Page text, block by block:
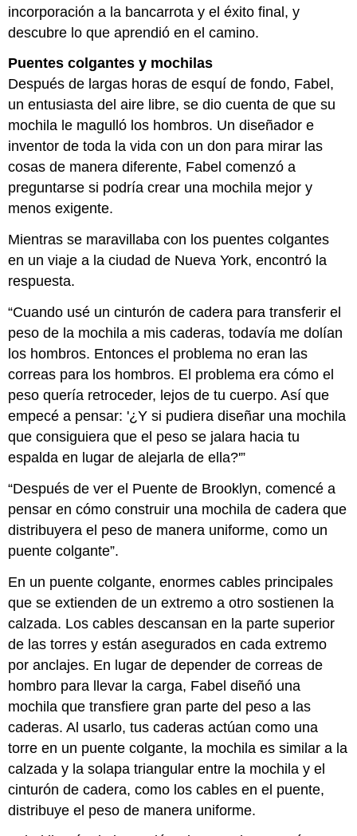
incorporación a la bancarrota y el éxito final, y
descubre lo que aprendió en el camino.
Puentes colgantes y mochilas
Después de largas horas de esquí de fondo, Fabel,
un entusiasta del aire libre, se dio cuenta de que su
mochila le magulló los hombros. Un diseñador e
inventor de toda la vida con un don para mirar las
cosas de manera diferente, Fabel comenzó a
preguntarse si podría crear una mochila mejor y
menos exigente.
Mientras se maravillaba con los puentes colgantes
en un viaje a la ciudad de Nueva York, encontró la
respuesta.
“Cuando usé un cinturón de cadera para transferir el
peso de la mochila a mis caderas, todavía me dolían
los hombros. Entonces el problema no eran las
correas para los hombros. El problema era cómo el
peso quería retroceder, lejos de tu cuerpo. Así que
empecé a pensar: '¿Y si pudiera diseñar una mochila
que consiguiera que el peso se jalara hacia tu
espalda en lugar de alejarla de ella?'”
“Después de ver el Puente de Brooklyn, comencé a
pensar en cómo construir una mochila de cadera que
distribuyera el peso de manera uniforme, como un
puente colgante”.
En un puente colgante, enormes cables principales
que se extienden de un extremo a otro sostienen la
calzada. Los cables descansan en la parte superior
de las torres y están asegurados en cada extremo
por anclajes. En lugar de depender de correas de
hombro para llevar la carga, Fabel diseñó una
mochila que transfiere gran parte del peso a las
caderas. Al usarlo, tus caderas actúan como una
torre en un puente colgante, la mochila es similar a la
calzada y la solapa triangular entre la mochila y el
cinturón de cadera, como los cables en el puente,
distribuye el peso de manera uniforme.